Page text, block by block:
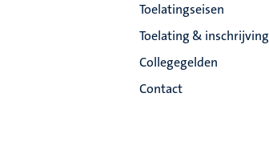
Toelatingseisen
Toelating & inschrijving
Collegegelden
Contact